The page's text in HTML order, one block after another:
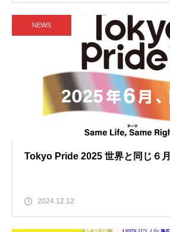
NEWS
Tokyo Pride 2025 世界と同じ６
2024.12.12